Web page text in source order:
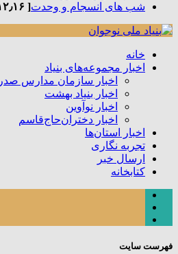
شب های انسجام و وحدت[ ۱۴۰۴٫۱۲٫۱۶ ]
خانه
اخبار مجموعه‌های بنیاد
اخبار سازمان مدارس صدرا
اخبار بنیاد بهشت
اخبار نوآوین
اخبار دختران‌حاج‌قاسم
اخبار استان‌ها
تجربه نگاری
ارسال خبر
کتابخانه
فهرست سایت